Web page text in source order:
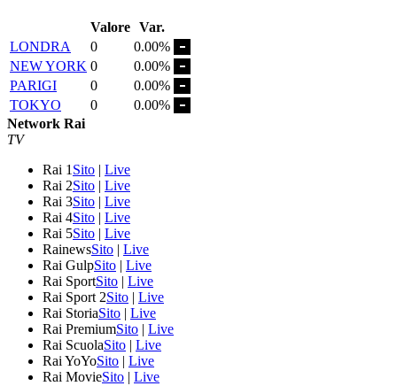
Valore Var.
LONDRA
0
0.00%
NEW YORK 0
0.00%
PARIGI
0
0.00%
TOKYO
0
0.00%
Network Rai
TV
Rai 1 Sito | Live
Rai 2Sito | Live
Rai 3Sito | Live
Rai 4Sito | Live
Rai 5Sito | Live
RainewsSito | Live
Rai GulpSito | Live
Rai SportSito | Live
Rai Sport 2Sito | Live
Rai StoriaSito | Live
Rai PremiumSito | Live
Rai ScuolaSito | Live
Rai YoYoSito | Live
Rai MovieSito | Live